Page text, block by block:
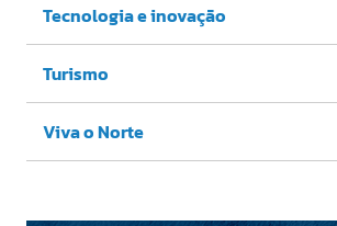
Tecnologia e inovação
Turismo
Viva o Norte